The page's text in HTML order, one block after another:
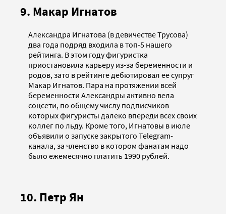
9. Макар Игнатов
Александра Игнатова (в девичестве Трусова)
два года подряд входила в топ-5 нашего
рейтинга. В этом году фигуристка
приостановила карьеру из-за беременности и
родов, зато в рейтинге дебютировал ее супруг
Макар Игнатов. Пара на протяжении всей
беременности Александры активно вела
соцсети, по общему числу подписчиков
которых фигуристы далеко впереди всех своих
коллег по льду. Кроме того, Игнатовы в июле
объявили о запуске закрытого Telegram-
канала, за членство в котором фанатам надо
было ежемесячно платить 1990 рублей.
10. Петр Ян